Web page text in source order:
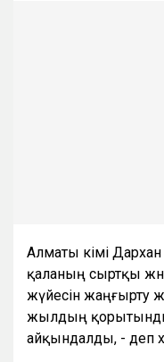
Алматы әкімі
қаланың сыртқы
жүйесін жаңғырту
жылдың
айқындалды, - деп